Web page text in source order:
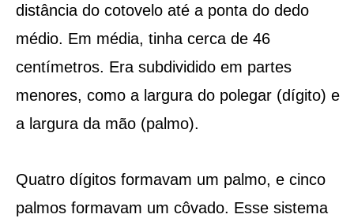
distância do cotovelo até a ponta do dedo
médio. Em média, tinha cerca de 46
centímetros. Era subdividido em partes
menores, como a largura do polegar (dígito) e
a largura da mão (palmo).
Quatro dígitos formavam um palmo, e cinco
palmos formavam um côvado. Esse sistema